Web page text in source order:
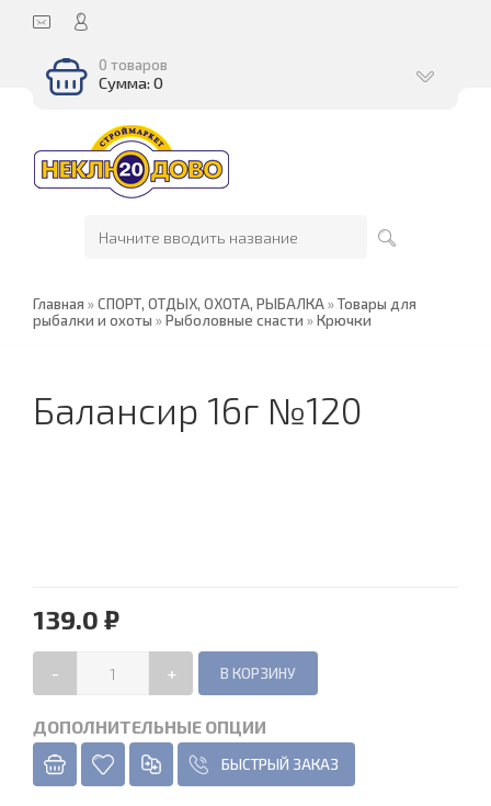
0 товаров
Сумма: 0
Главная »СПОРТ, ОТДЫХ, ОХОТА, РЫБАЛКА»Товары для
рыбалки и охоты »Рыболовные снасти »Крючки
Балансир 16г №120
139.0 ₽
- +
ДОПОЛНИТЕЛЬНЫЕ ОПЦИИ
БЫСТРЫЙ ЗАКАЗ